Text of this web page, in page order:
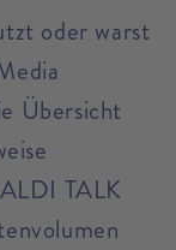
oder warst
Übersicht
TALK